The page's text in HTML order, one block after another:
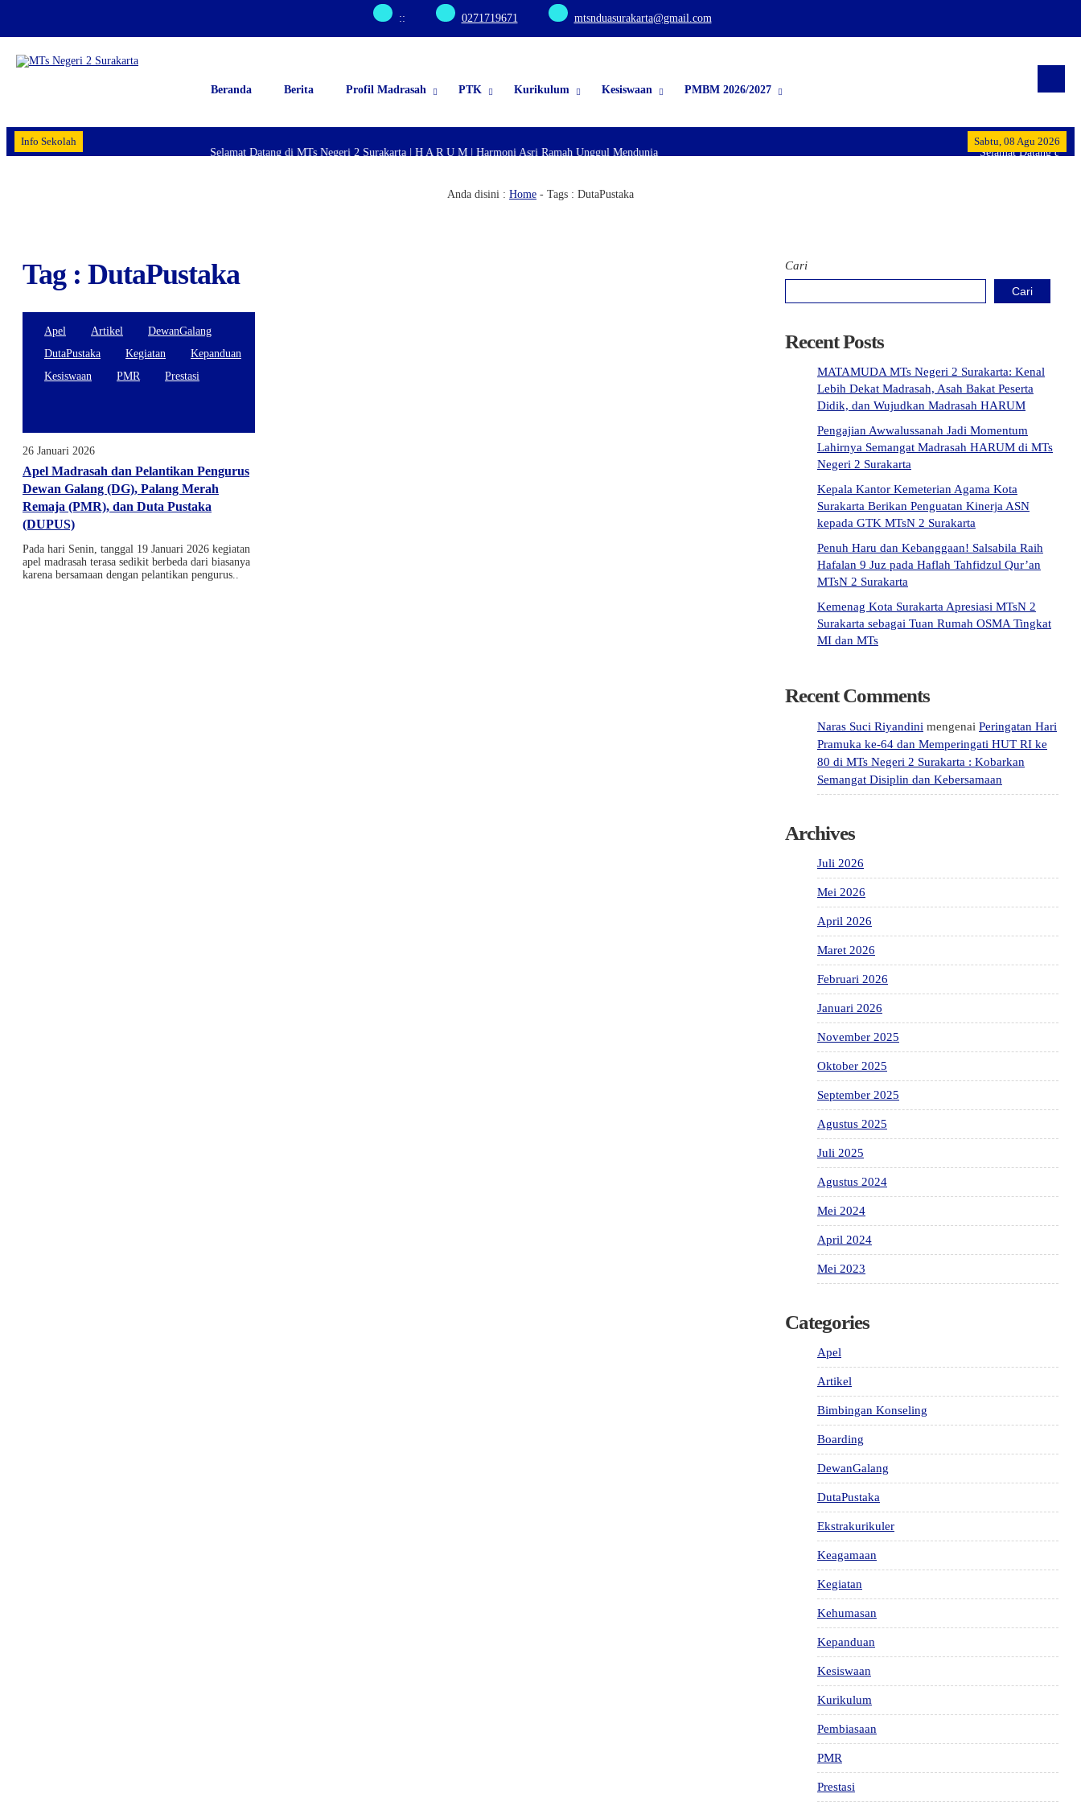
:: 0271719671 mtsnduasurakarta@gmail.com
Beranda Berita Profil Madrasah PTK Kurikulum Kesiswaan PMBM 2026/2027
Info Sekolah
Sabtu, 08 Agu 2026
Selamat Datang di MTs
Selamat Datang di MTs Negeri 2 Surakarta | H A R U M | Harmoni Asri Ramah Unggul Mendunia
Anda disini : Home - Tags : DutaPustaka
Tag : DutaPustaka
Apel Artikel
DewanGalang
DutaPustaka
Kegiatan
Kepanduan
Kesiswaan
PMR Prestasi
26 Januari 2026
Apel Madrasah dan Pelantikan Pengurus
Dewan Galang (DG), Palang Merah
Remaja (PMR), dan Duta Pustaka
(DUPUS)
Pada hari Senin, tanggal 19 Januari 2026 kegiatan
apel madrasah terasa sedikit berbeda dari biasanya
karena bersamaan dengan pelantikan pengurus..
Cari
Cari
Recent Posts
MATAMUDA MTs Negeri 2 Surakarta: Kenal
Lebih Dekat Madrasah, Asah Bakat Peserta
Didik, dan Wujudkan Madrasah HARUM
Pengajian Awwalussanah Jadi Momentum
Lahirnya Semangat Madrasah HARUM di MTs
Negeri 2 Surakarta
Kepala Kantor Kemeterian Agama Kota
Surakarta Berikan Penguatan Kinerja ASN
kepada GTK MTsN 2 Surakarta
Penuh Haru dan Kebanggaan! Salsabila Raih
Hafalan 9 Juz pada Haflah Tahfidzul Qur’an
MTsN 2 Surakarta
Kemenag Kota Surakarta Apresiasi MTsN 2
Surakarta sebagai Tuan Rumah OSMA Tingkat
MI dan MTs
Recent Comments
Naras Suci Riyandini mengenai Peringatan Hari
Pramuka ke-64 dan Memperingati HUT RI ke
80 di MTs Negeri 2 Surakarta : Kobarkan
Semangat Disiplin dan Kebersamaan
Archives
Juli 2026
Mei 2026
April 2026
Maret 2026
Februari 2026
Januari 2026
November 2025
Oktober 2025
September 2025
Agustus 2025
Juli 2025
Agustus 2024
Mei 2024
April 2024
Mei 2023
Categories
Apel
Artikel
Bimbingan Konseling
Boarding
DewanGalang
DutaPustaka
Ekstrakurikuler
Keagamaan
Kegiatan
Kehumasan
Kepanduan
Kesiswaan
Kurikulum
Pembiasaan
PMR
Prestasi